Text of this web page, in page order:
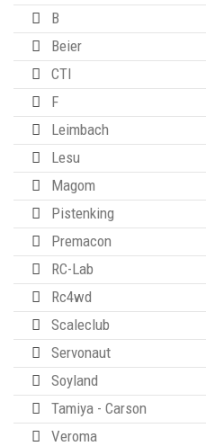
B
Beier
CTI
F
Leimbach
Lesu
Magom
Pistenking
Premacon
RC-Lab
Rc4wd
Scaleclub
Servonaut
Soyland
Tamiya - Carson
Veroma